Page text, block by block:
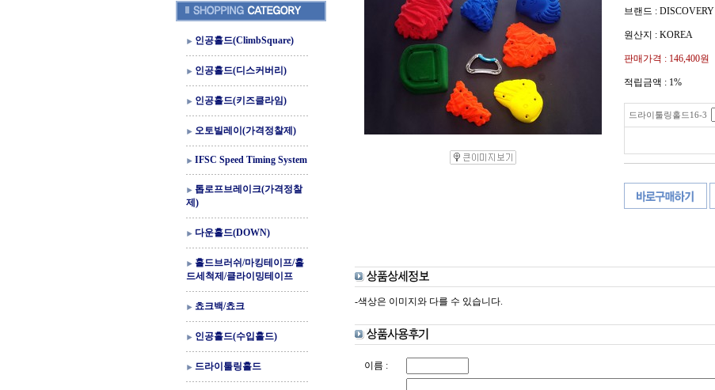
인공홀드(ClimbSquare)
인공홀드(디스커버리)
인공홀드(키즈클라임)
오토빌레이(가격정찰제)
IFSC Speed Timing System
톱로프브레이크(가격정찰
제)
다운홀드(DOWN)
홀드브러쉬/마킹테이프/홀
드세척제/클라이밍테이프
쵸크백/쵸크
인공홀드(수입홀드)
드라이툴링홀드
브랜드 : DISCOVERY
원산지 : KOREA
판매가격 : 146,400원
적립금액 : 1%
드라이툴링홀드16-3
-색상은 이미지와 다를 수 있습니다.
이름 :